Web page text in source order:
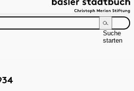
Suche
starten